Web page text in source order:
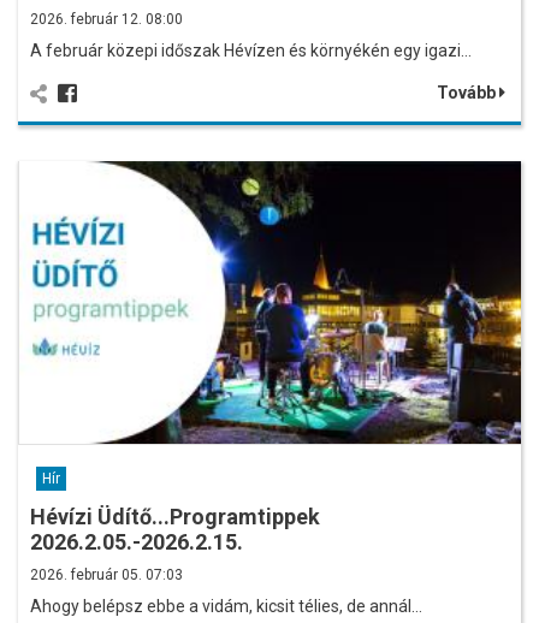
2026. február 12. 08:00
A február közepi időszak Hévízen és környékén egy igazi…
Tovább
Hír
Hévízi Üdítő...Programtippek
2026.2.05.-2026.2.15.
2026. február 05. 07:03
Ahogy belépsz ebbe a vidám, kicsit télies, de annál…